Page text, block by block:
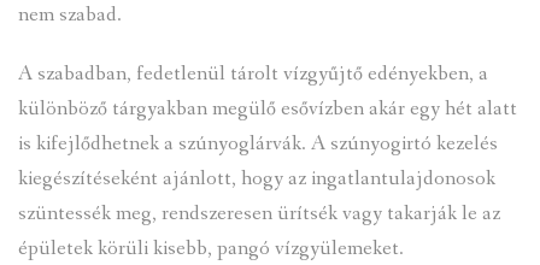
nem szabad.
A szabadban, fedetlenül tárolt vízgyűjtő edényekben, a
különböző tárgyakban megülő esővízben akár egy hét alatt
is kifejlődhetnek a szúnyoglárvák. A szúnyogirtó kezelés
kiegészítéseként ajánlott, hogy az ingatlantulajdonosok
szüntessék meg, rendszeresen ürítsék vagy takarják le az
épületek körüli kisebb, pangó vízgyülemeket.